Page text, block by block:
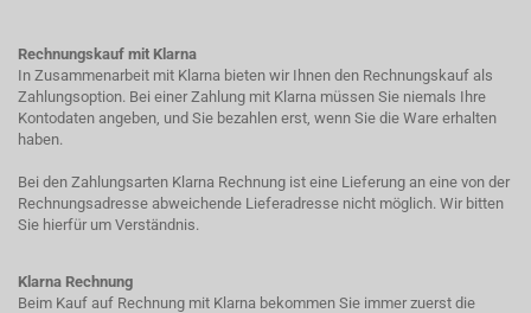
Rechnungskauf mit Klarna
In Zusammenarbeit mit Klarna bieten wir Ihnen den Rechnungskauf als
Zahlungsoption. Bei einer Zahlung mit Klarna müssen Sie niemals Ihre
Kontodaten angeben, und Sie bezahlen erst, wenn Sie die Ware erhalten
haben.
Bei den Zahlungsarten Klarna Rechnung ist eine Lieferung an eine von der
Rechnungsadresse abweichende Lieferadresse nicht möglich. Wir bitten
Sie hierfür um Verständnis.
Klarna Rechnung
Beim Kauf auf Rechnung mit Klarna bekommen Sie immer zuerst die